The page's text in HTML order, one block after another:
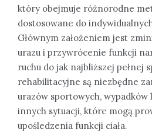
który obejmuje różnorodne
dostosowane do
Głównym założeniem jest
urazu i przywrócenie funkcji
ruchu do jak najbliższej pełnej
rehabilitacyjne są niezbędne
urazów sportowych, wypadków
innych sytuacji, które mogą
upośledzenia funkcji ciała.